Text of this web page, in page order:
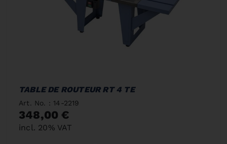
TABLE DE ROUTEUR RT 4 TE
Art. No. : 14-2219
348,00 €
incl. 20% VAT